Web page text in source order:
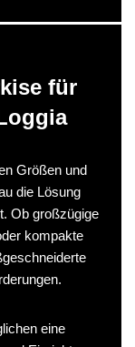
für
Größen und
die Lösung
Ob großzügige
kompakte
eine